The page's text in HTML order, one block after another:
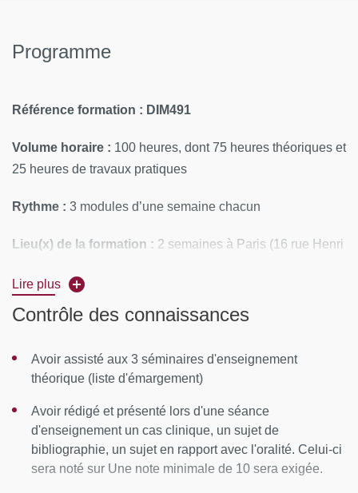
Programme
Référence formation : DIM491
Volume horaire : 100 heures, dont 75 heures théoriques et
25 heures de travaux pratiques
Rythme : 3 modules d’une semaine chacun
Lieu(x) de la formation : 2 semaines à Paris (16 rue Henri
écrit : juin 2027)
Module 1 :semaine du 23/11/2026 à Paris,
Module 3 :semaine du 15/03/2027 à Paris.
Examen écrit le 04/06/2027.
Lire plus
Contrôle des connaissances
Avoir assisté aux 3 séminaires d'enseignement
théorique (liste d'émargement)
Avoir rédigé et présenté lors d'une séance
d'enseignement un cas clinique, un sujet de
bibliographie, un sujet en rapport avec l'oralité. Celui-ci
sera noté sur Une note minimale de 10 sera exigée.